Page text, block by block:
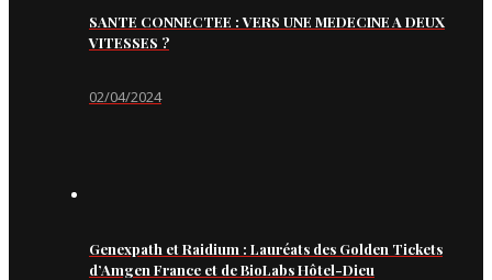
SANTE CONNECTEE : VERS UNE MEDECINE A DEUX
VITESSES ?
02/04/2024
Genexpath et Raidium : Lauréats des Golden Tickets
d’Amgen France et de BioLabs Hôtel-Dieu